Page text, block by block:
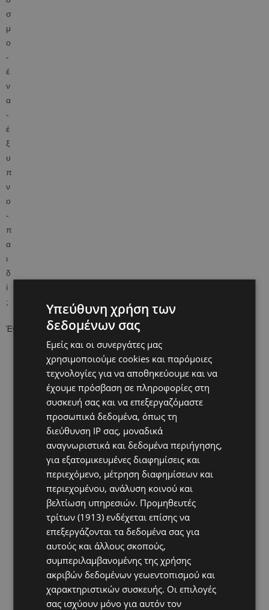
Ένα νέο προγεννητικό τεστ
Υπεύθυνη χρήση των
δεδομένων σας
Εμείς και οι συνεργάτες μας
χρησιμοποιούμε cookies και παρόμοιες
τεχνολογίες για να αποθηκεύουμε και να
έχουμε πρόσβαση σε πληροφορίες στη
συσκευή σας και να επεξεργαζόμαστε
προσωπικά δεδομένα, όπως τη
διεύθυνση IP σας, μοναδικά
αναγνωριστικά και δεδομένα περιήγησης,
για εξατομικευμένες διαφημίσεις και
περιεχόμενο, μέτρηση διαφημίσεων και
περιεχομένου, ανάλυση κοινού και
βελτίωση υπηρεσιών. Προμηθευτές
τρίτων (1913) ενδέχεται επίσης να
επεξεργάζονται τα δεδομένα σας για
αυτούς και άλλους σκοπούς,
συμπεριλαμβανομένης της χρήσης
ακριβών δεδομένων γεωεντοπισμού και
χαρακτηριστικών συσκευής. Οι επιλογές
σας ισχύουν μόνο για αυτόν τον